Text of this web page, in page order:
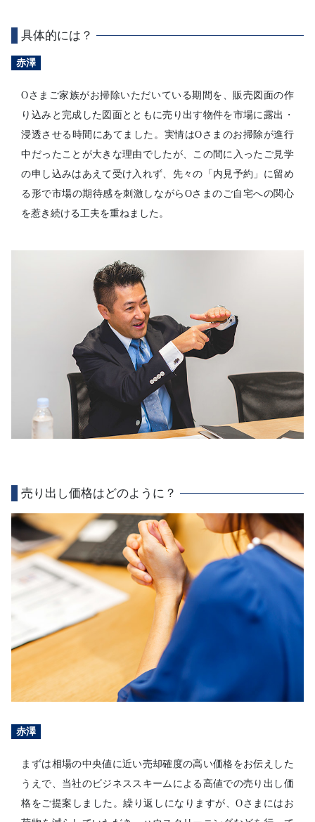
具体的には？
赤澤
Oさまご家族がお掃除いただいている期間を、販売図面の作
り込みと完成した図面とともに売り出す物件を市場に露出・
浸透させる時間にあてました。実情はOさまのお掃除が進行
中だったことが大きな理由でしたが、この間に入ったご見学
の申し込みはあえて受け入れず、先々の「内見予約」に留め
る形で市場の期待感を刺激しながらOさまのご自宅への関心
を惹き続ける工夫を重ねました。
売り出し価格はどのように？
赤澤
まずは相場の中央値に近い売却確度の高い価格をお伝えした
うえで、当社のビジネススキームによる高値での売り出し価
格をご提案しました。繰り返しになりますが、Oさまにはお